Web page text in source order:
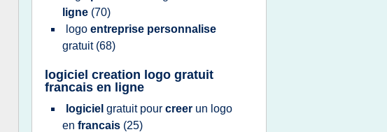
ligne (70)
logo entreprise personnalise
gratuit (68)
logiciel creation logo gratuit
francais en ligne
logiciel gratuit pour creer un logo
en francais (25)